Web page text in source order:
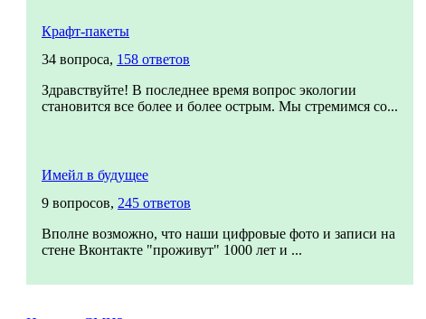
Крафт-пакеты
34 вопроса, 158 ответов
Здравствуйте! В последнее время вопрос экологии
становится все более и более острым. Мы стремимся со...
Имейл в будущее
9 вопросов, 245 ответов
Вполне возможно, что наши цифровые фото и записи на
стене Вконтакте "проживут" 1000 лет и ...